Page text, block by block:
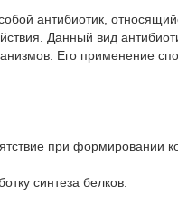
антибиотик,
Данный вид
Его применение
при формировании
синтеза белков.